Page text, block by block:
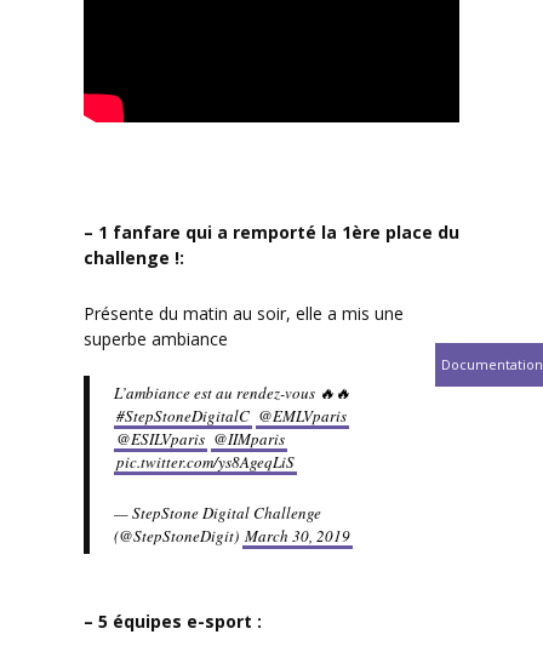
– 1 fanfare qui a remporté la 1ère place du
challenge !:
Présente du matin au soir, elle a mis une
superbe ambiance
L’ambiance est au rendez-vous 🔥🔥
#StepStoneDigitalC @EMLVparis
@ESILVparis @IIMparis
pic.twitter.com/ys8AgeqLiS
— StepStone Digital Challenge
(@StepStoneDigit) March 30, 2019
– 5 équipes e-sport :
Documentation